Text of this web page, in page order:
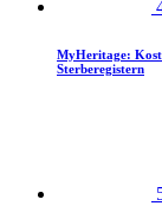
MyHeritage:
Sterberegistern